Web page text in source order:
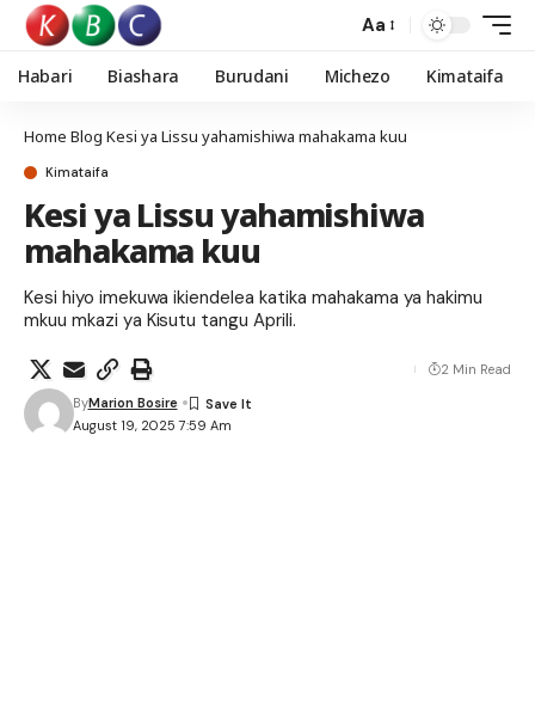
Aa
Habari Biashara Burudani Michezo Kimataifa
Home Blog Kesi ya Lissu yahamishiwa mahakama kuu
Kimataifa
Kesi ya Lissu yahamishiwa
mahakama kuu
Kesi hiyo imekuwa ikiendelea katika mahakama ya hakimu
mkuu mkazi ya Kisutu tangu Aprili.
August 19, 2025 7:59 Am
ByMarion Bosire
2 Min Read